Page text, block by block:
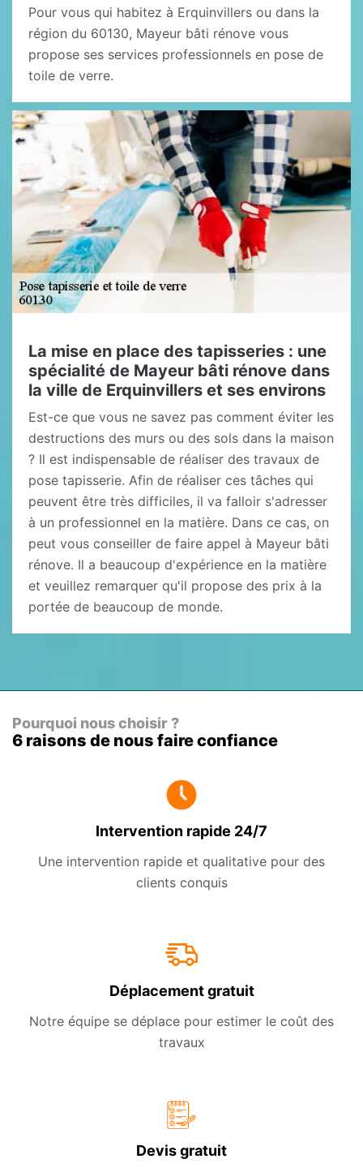
Pour vous qui habitez à Erquinvillers ou dans la
région du 60130, Mayeur bâti rénove vous
propose ses services professionnels en pose de
toile de verre.
La mise en place des tapisseries : une
spécialité de Mayeur bâti rénove dans
la ville de Erquinvillers et ses environs
Est-ce que vous ne savez pas comment éviter les
destructions des murs ou des sols dans la maison
? Il est indispensable de réaliser des travaux de
pose tapisserie. Afin de réaliser ces tâches qui
peuvent être très difficiles, il va falloir s'adresser
à un professionnel en la matière. Dans ce cas, on
peut vous conseiller de faire appel à Mayeur bâti
rénove. Il a beaucoup d'expérience en la matière
et veuillez remarquer qu'il propose des prix à la
portée de beaucoup de monde.
Pourquoi nous choisir ?
6 raisons de nous faire confiance
Intervention rapide 24/7
Une intervention rapide et qualitative pour des
clients conquis
Déplacement gratuit
Notre équipe se déplace pour estimer le coût des
travaux
Devis gratuit